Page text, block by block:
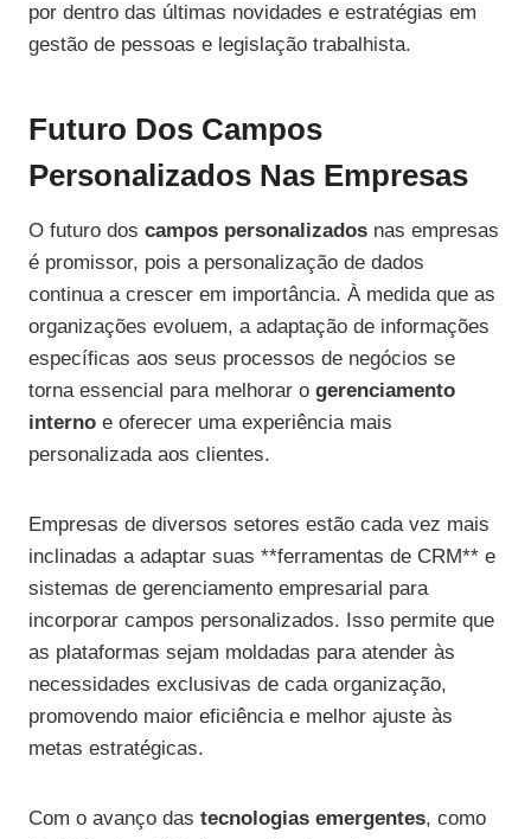
por dentro das últimas novidades e estratégias em
gestão de pessoas e legislação trabalhista.
Futuro Dos Campos
Personalizados Nas Empresas
O futuro dos campos personalizados nas empresas
é promissor, pois a personalização de dados
continua a crescer em importância. À medida que as
organizações evoluem, a adaptação de informações
específicas aos seus processos de negócios se
torna essencial para melhorar o gerenciamento
interno e oferecer uma experiência mais
personalizada aos clientes.
Empresas de diversos setores estão cada vez mais
inclinadas a adaptar suas **ferramentas de CRM** e
sistemas de gerenciamento empresarial para
incorporar campos personalizados. Isso permite que
as plataformas sejam moldadas para atender às
necessidades exclusivas de cada organização,
promovendo maior eficiência e melhor ajuste às
metas estratégicas.
Com o avanço das tecnologias emergentes, como